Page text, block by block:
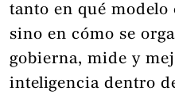
tanto en qué modelo
sino en cómo se
gobierna, mide y
inteligencia dentro